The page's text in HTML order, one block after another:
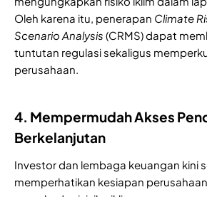
Oleh karena itu, penerapan Climate
Scenario Analysis (CRMS) dapat
tuntutan regulasi sekaligus
perusahaan.
4. Mempermudah Akses
Berkelanjutan
Investor dan lembaga keuangan kini
memperhatikan kesiapan